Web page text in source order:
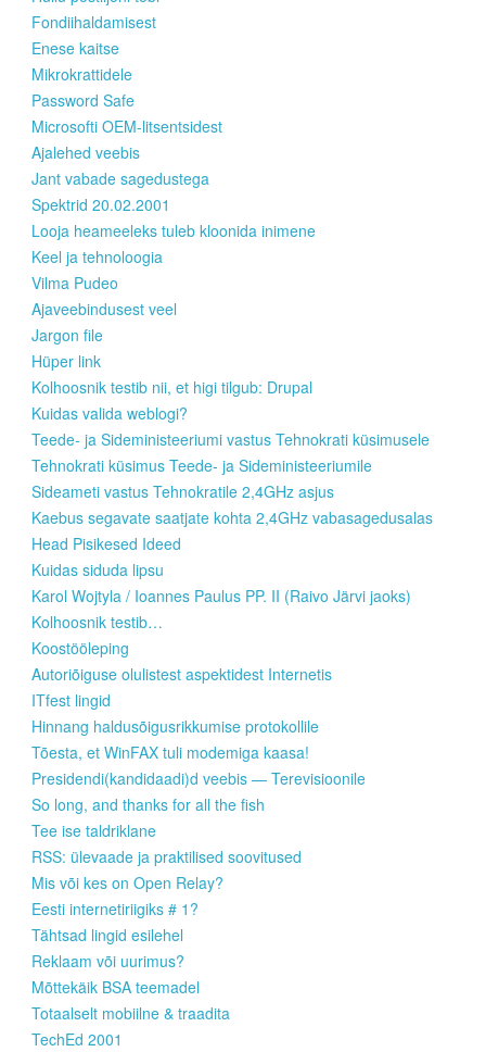
Fondiihaldamisest
Enese kaitse
Mikrokrattidele
Password Safe
Microsofti OEM-litsentsidest
Ajalehed veebis
Jant vabade sagedustega
Spektrid 20.02.2001
Looja heameeleks tuleb kloonida inimene
Keel ja tehnoloogia
Vilma Pudeo
Ajaveebindusest veel
Jargon file
Hüper link
Kolhoosnik testib nii, et higi tilgub: Drupal
Kuidas valida weblogi?
Teede- ja Sideministeeriumi vastus Tehnokrati küsimusele
Tehnokrati küsimus Teede- ja Sideministeeriumile
Sideameti vastus Tehnokratile 2,4GHz asjus
Kaebus segavate saatjate kohta 2,4GHz vabasagedusalas
Head Pisikesed Ideed
Kuidas siduda lipsu
Karol Wojtyla / Ioannes Paulus PP. II (Raivo Järvi jaoks)
Kolhoosnik testib…
Koostööleping
Autoriõiguse olulistest aspektidest Internetis
ITfest lingid
Hinnang haldusõigusrikkumise protokollile
Tõesta, et WinFAX tuli modemiga kaasa!
Presidendi(kandidaadi)d veebis — Terevisioonile
So long, and thanks for all the fish
Tee ise taldriklane
RSS: ülevaade ja praktilised soovitused
Mis või kes on Open Relay?
Eesti internetiriigiks # 1?
Tähtsad lingid esilehel
Reklaam või uurimus?
Mõttekäik BSA teemadel
Totaalselt mobiilne & traadita
TechEd 2001